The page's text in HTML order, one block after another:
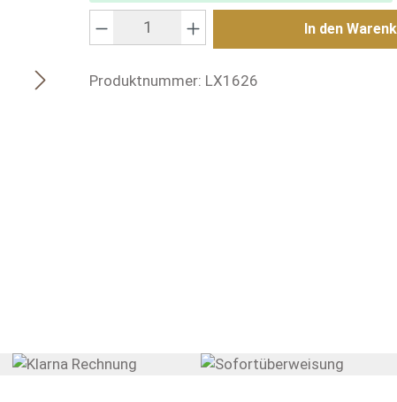
Produkt Anzahl: Gib den gewünschten Wert ein oder
In den
Produktnummer: LX1626